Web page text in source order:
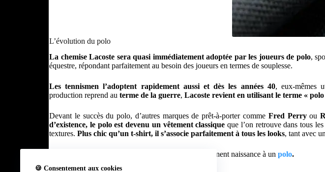
🍪 Consentement aux cookies
L’évolution du polo
La chemise Lacoste sera quasi immédiatement adoptée par les joueurs de polo,
équestre, répondant parfaitement au besoin des joueurs en termes de souplesse.
Les tennismen l’adoptent rapidement aussi et dès les années 40, eux-mêmes
production reprend au terme de la guerre, Lacoste revient en utilisant le terme «
Devant le succès du polo, d’autres marques de prêt-à-porter comme Fred Perryou
d’existence, le polo est devenu un vêtement classique que l’on retrouve dans tous
textures. Plus chic qu’un t-shirt, il s’associe parfaitement à tous les looks, tant avec
qui donnent naissance à un polo.